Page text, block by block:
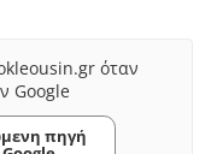
όταν
Google
πηγή